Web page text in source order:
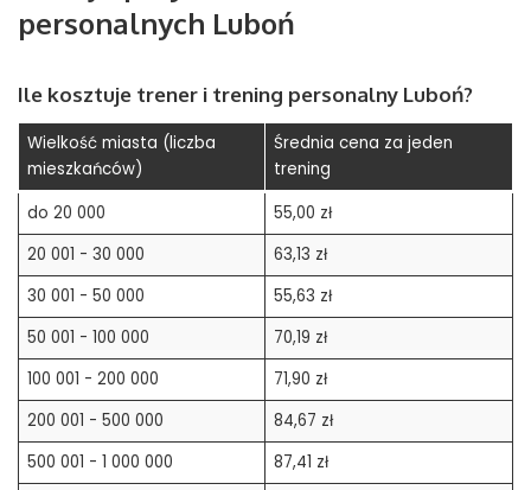
personalnych Luboń
Ile kosztuje trener i trening personalny Luboń?
Wielkość miasta (liczba
mieszkańców)
Średnia cena za jeden
trening
do 20 000
55,00 zł
20 001 - 30 000
63,13 zł
30 001 - 50 000
55,63 zł
50 001 - 100 000
70,19 zł
100 001 - 200 000
71,90 zł
200 001 - 500 000
84,67 zł
500 001 - 1 000 000
87,41 zł